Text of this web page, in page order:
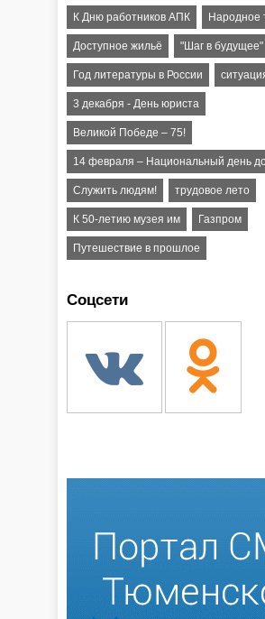
К Дню работников АПК Народное
Доступное жильё "Шаг в будущее"
Год литературы в России
3 декабря - День юриста
Великой Победе – 75!
14 февраля – Национальный день
Служить людям! трудовое лето
К 50-летию музея им Газпром
Путешествие в прошлое
Соцсети